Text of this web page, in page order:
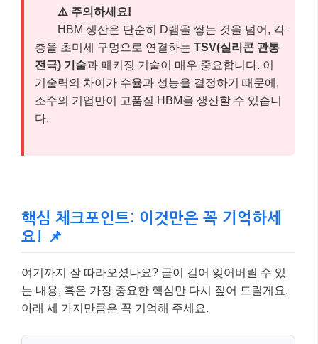
⚠️ 주의하세요!
HBM 생산은 단순히 D램을 쌓는 것을 넘어, 각
층을 초미세 구멍으로 연결하는 TSV(실리콘 관통
전극) 기술과 패키징 기술이 매우 중요합니다. 이
기술력의 차이가 수율과 성능을 결정하기 때문에,
소수의 기업만이 고품질 HBM을 생산할 수 있습니
다.
핵심 체크포인트: 이것만은 꼭 기억하세
요! 📌
여기까지 잘 따라오셨나요? 글이 길어 잊어버릴 수 있
는 내용, 혹은 가장 중요한 핵심만 다시 짚어 드릴게요.
아래 세 가지만큼은 꼭 기억해 주세요.